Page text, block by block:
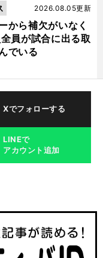
から補欠がいなく
員が試合に出る取
でいる
2026.08.05更新
Xでフォローする
LINEで
アカウント追加